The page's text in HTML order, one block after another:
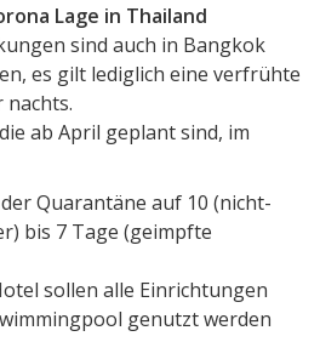
Lage in Thailand
sind auch in Bangkok
es gilt lediglich eine verfrühte
nachts.
ab April geplant sind, im
Quarantäne auf 10 (nicht-
bis 7 Tage (geimpfte
sollen alle Einrichtungen
genutzt werden